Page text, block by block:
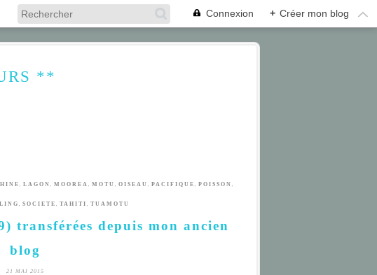
Connexion + Créer mon blog
**
, LAGON , MOOREA , MOTU , OISEAU , PACIFIQUE , POISSON ,
, SOCIETE , TAHITI , TUAMOTU
transférées depuis mon ancien
blog
21 MAI 2015